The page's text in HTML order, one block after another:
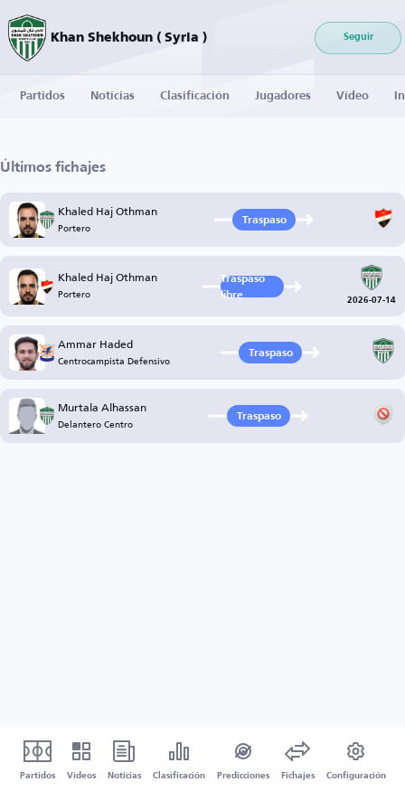
Khan Shekhoun ( Syria ) Seguir
Partidos Noticias Clasificación Jugadores Vídeo
Últimos fichajes
Khaled Haj Othman
Portero Traspaso
Khaled Haj Othman
Portero
Traspaso
libre
2026-07-14
Ammar Haded
Centrocampista Defensivo Traspaso
Murtala Alhassan
Delantero Centro Traspaso
Partidos Vídeos Noticias Clasificación Predicciones Fichajes Configuración